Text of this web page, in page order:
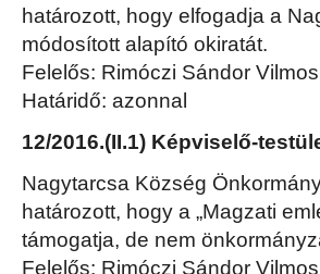
határozott, hogy elfogadja a
módosított alapító okiratát.
Felelős: Rimóczi Sándor
Határidő: azonnal
12/2016.(II.1) Képviselő-
Nagytarcsa Község
határozott, hogy a „Magzati
támogatja, de nem
Felelős: Rimóczi Sándor